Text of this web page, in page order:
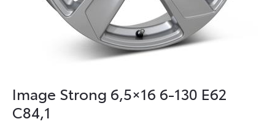
Image Strong 6,5×16 6-130 E62
C84,1